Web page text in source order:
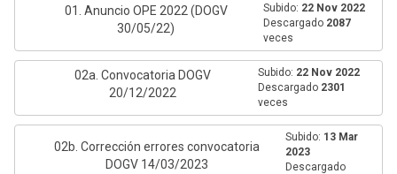
01. Anuncio OPE 2022 (DOGV
30/05/22)
Subido: 22 Nov 2022
Descargado 2087
veces
02a. Convocatoria DOGV
20/12/2022
Subido: 22 Nov 2022
Descargado 2301
veces
02b. Corrección errores convocatoria
DOGV 14/03/2023
Subido: 13 Mar
2023
Descargado